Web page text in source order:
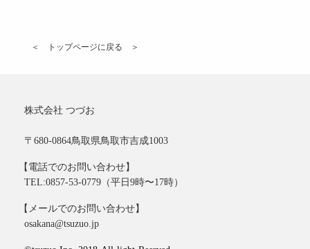
＜ トップページに戻る ＞
株式会社 つづお
〒680-0864鳥取県鳥取市吉成1003
【電話でのお問い合わせ】
TEL:0857-53-0779 （平日9時〜17時）
【メールでのお問い合わせ】
osakana@tsuzuo.jp